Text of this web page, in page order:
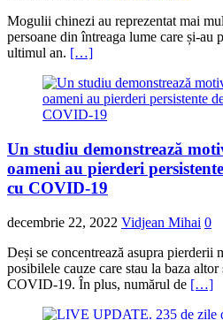
Mogulii chinezi au reprezentat mai
persoane din întreaga lume care și-au
ultimul an. […]
Un studiu demonstrează
oameni au pierderi
cu COVID-19
decembrie 22, 2022 Vidjean Mihai 0
Deși se concentrează asupra pierderii
posibilele cauze care stau la baza
COVID-19. În plus, numărul de […]